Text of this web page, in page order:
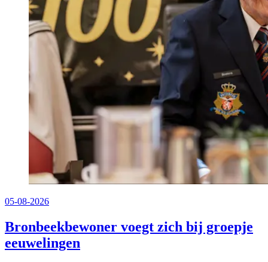
05-08-2026
Bronbeekbewoner voegt zich bij groepje
eeuwelingen